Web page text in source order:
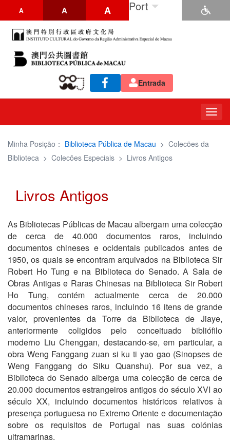
A A A Port
Entrada
Minha Posição： Biblioteca Pública de Macau > Colecões da
Biblioteca > Colecões Especiais > Livros Antigos
Livros Antigos
As Bibliotecas Públicas de Macau albergam uma colecção
de cerca de 40.000 documentos raros, incluindo
documentos chineses e ocidentais publicados antes de
1950, os quais se encontram arquivados na Biblioteca Sir
Robert Ho Tung e na Biblioteca do Senado. A Sala de
Obras Antigas e Raras Chinesas na Biblioteca Sir Robert
Ho Tung, contém actualmente cerca de 20.000
documentos chineses raros, incluindo 16 itens de grande
valor, provenientes da Torre da Biblioteca de Jiaye,
anteriormente coligidos pelo conceituado bibliófilo
moderno Liu Chenggan, destacando-se, em particular, a
obra Weng Fanggang zuan si ku ti yao gao (Sinopses de
Weng Fanggang do Siku Quanshu). Por sua vez, a
Biblioteca do Senado alberga uma colecção de cerca de
20.000 documentos estrangeiros antigos do século XVI ao
século XX, incluindo documentos históricos relativos à
presença portuguesa no Extremo Oriente e documentação
sobre os requisitos de Portugal nas suas colónias
ultramarinas.